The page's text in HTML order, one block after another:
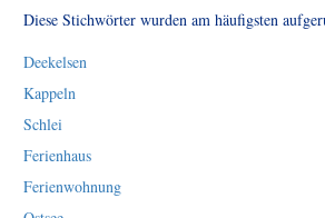
Diese Stichwörter wurden am häufigsten
Deekelsen
Kappeln
Schlei
Ferienhaus
Ferienwohnung